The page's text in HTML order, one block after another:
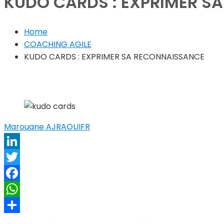
Home
COACHING AGILE
KUDO CARDS : EXPRIMER SA RECONNAISSANCE
Marouane AJRAOUIFR
LinkedIn
Twitter
Facebook
WhatsApp